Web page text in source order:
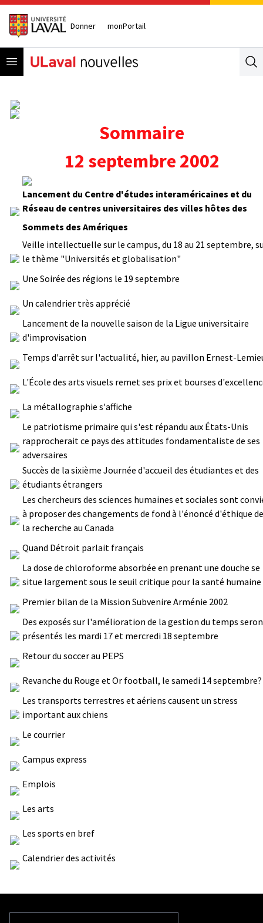
Donner monPortail
Open menu
Sommaire
12 septembre 2002
Lancement du Centre d'études interaméricaines et du
Réseau de centres universitaires des villes hôtes des
Sommets des Amériques
Veille intellectuelle sur le campus, du 18 au 21 septembre,
le thème "Universités et globalisation"
Une Soirée des régions le 19 septembre
Un calendrier très apprécié
Lancement de la nouvelle saison de la Ligue universitaire
d'improvisation
Temps d'arrêt sur l'actualité, hier, au pavillon Ernest-
L'École des arts visuels remet ses prix et bourses
La métallographie s'affiche
Le patriotisme primaire qui s'est répandu aux États-Unis
rapprocherait ce pays des attitudes fondamentaliste de ses
adversaires
Succès de la sixième Journée d'accueil des étudiantes et des
étudiants étrangers
Les chercheurs des sciences humaines et sociales sont
à proposer des changements de fond à l'énoncé d'éthique de
la recherche au Canada
Quand Détroit parlait français
La dose de chloroforme absorbée en prenant une douche se
situe largement sous le seuil critique pour la santé humaine
Premier bilan de la Mission Subvenire Arménie 2002
Des exposés sur l'amélioration de la gestion du temps
présentés les mardi 17 et mercredi 18 septembre
Retour du soccer au PEPS
Revanche du Rouge et Or football, le samedi 14 septembre?
Les transports terrestres et aériens causent un stress
important aux chiens
Le courrier
Campus express
Emplois
Les arts
Les sports en bref
Calendrier des activités